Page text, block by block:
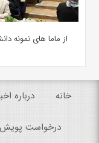
از ماما های نمونه
خانه درباره
درخواست